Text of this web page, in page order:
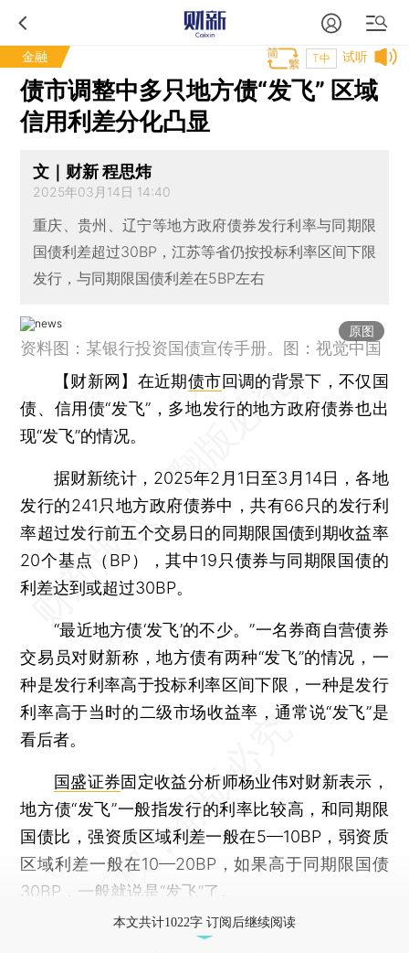
金融 试听
T中
债市调整中多只地方债“发飞” 区域
信用利差分化凸显
文｜财新 程思炜
2025年03月14日 14:40
重庆、贵州、辽宁等地方政府债券发行利率与同期限
国债利差超过30BP，江苏等省仍按投标利率区间下限
发行，与同期限国债利差在5BP左右
原图
资料图：某银行投资国债宣传手册。图：视觉中国
【财新网】 在近期债市回调的背景下，不仅国
债、信用债“发飞”，多地发行的地方政府债券也出
现“发飞”的情况。
据财新统计，2025年2月1日至3月14日，各地
发行的241只地方政府债券中，共有66只的发行利
率超过发行前五个交易日的同期限国债到期收益率
20个基点（BP），其中19只债券与同期限国债的
利差达到或超过30BP。
“最近地方债‘发飞’的不少。”一名券商自营债券
交易员对财新称，地方债有两种“发飞”的情况，一
种是发行利率高于投标利率区间下限，一种是发行
利率高于当时的二级市场收益率，通常说“发飞”是
看后者。
国盛证券固定收益分析师杨业伟对财新表示，
地方债“发飞”一般指发行的利率比较高，和同期限
国债比，强资质区域利差一般在5—10BP，弱资质
区域利差一般在10—20BP，如果高于同期限国债
30BP，一般就说是“发飞”了。
本文共计1022字 订阅后继续阅读